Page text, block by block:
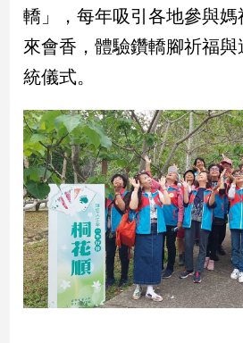
子/
感
情
藝
／
文
創
／
電
影
推
薦
科
技/
轎」，每年吸引各地參與
來會香，體驗鑽轎腳祈福
統儀式。